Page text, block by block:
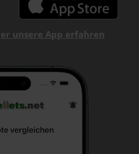
unsere App erfahren